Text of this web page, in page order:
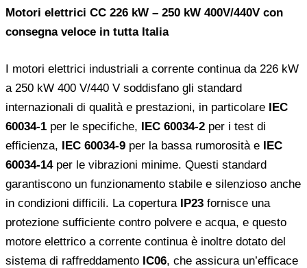
Motori elettrici CC 226 kW – 250 kW 400V/440V con
consegna veloce in tutta Italia
I motori elettrici industriali a corrente continua da 226 kW
a 250 kW 400 V/440 V soddisfano gli standard
internazionali di qualità e prestazioni, in particolare IEC
60034-1 per le specifiche, IEC 60034-2 per i test di
efficienza, IEC 60034-9 per la bassa rumorosità e IEC
60034-14per le vibrazioni minime. Questi standard
garantiscono un funzionamento stabile e silenzioso anche
in condizioni difficili. La copertura IP23 fornisce una
protezione sufficiente contro polvere e acqua, e questo
motore elettrico a corrente continua è inoltre dotato del
sistema di raffreddamento IC06, che assicura un’efficace